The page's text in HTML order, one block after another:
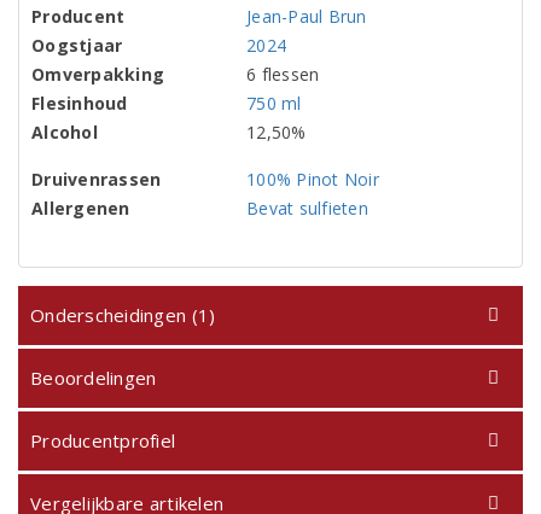
Producent
Jean-Paul Brun
Oogstjaar
2024
Omverpakking
6 flessen
Flesinhoud
750 ml
Alcohol
12,50%
Druivenrassen
100% Pinot Noir
Allergenen
Bevat sulfieten
Onderscheidingen (1)
Beoordelingen
Producentprofiel
Vergelijkbare artikelen